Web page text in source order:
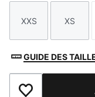
Taille
XXS
Taille
XS
GUIDE DES